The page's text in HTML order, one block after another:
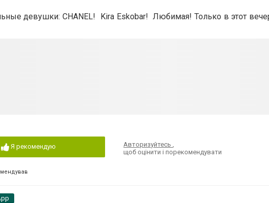
девушки: CHANEL! Kira Eskobar! Любимая! Только в этот
Я рекомендую Авторизуйтесь,
щоб оцінити і порекомендувати